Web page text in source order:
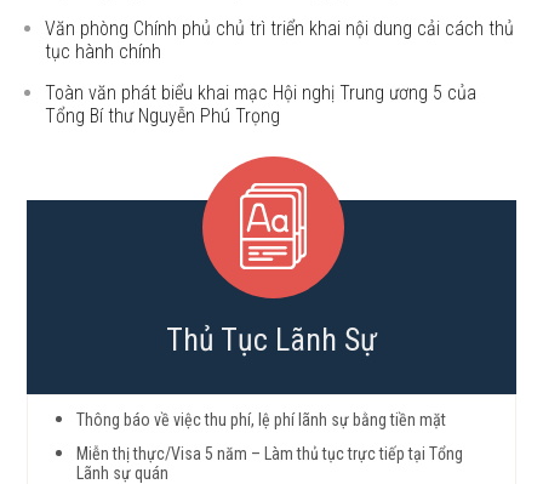
Văn phòng Chính phủ chủ trì triển khai nội dung cải cách thủ
tục hành chính
Toàn văn phát biểu khai mạc Hội nghị Trung ương 5 của
Tổng Bí thư Nguyễn Phú Trọng
Thủ Tục Lãnh Sự
Thông báo về việc thu phí, lệ phí lãnh sự bằng tiền mặt
Miễn thị thực/Visa 5 năm – Làm thủ tục trực tiếp tại Tổng
Lãnh sự quán